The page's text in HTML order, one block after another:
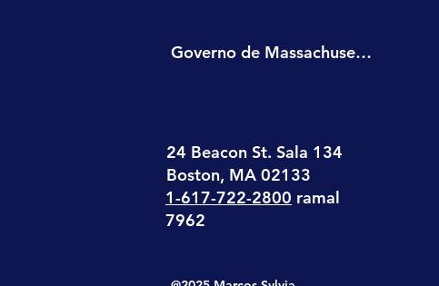
Governo de Massachusetts
24 Beacon St. Sala 134
Boston, MA 02133
1-617-722-2800 ramal
7962